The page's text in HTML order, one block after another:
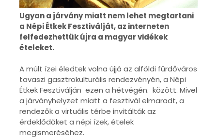
Ugyan a járvány miatt nem lehet megtartani
a Népi Étkek Fesztiválját, az interneten
felfedezhettük újra a magyar vidékek
ételeket.
A múlt ízei éledtek volna újjá az alföldi fürdőváros
tavaszi gasztrokulturális rendezvényén, a Népi
Étkek Fesztiválján ezen a hétvégén. között. Mivel
a járványhelyzet miatt a fesztivál elmaradt, a
rendezők a virtuális térbe invitálták az
érdeklődőket a népi ízek, ételek
megismeréséhez.